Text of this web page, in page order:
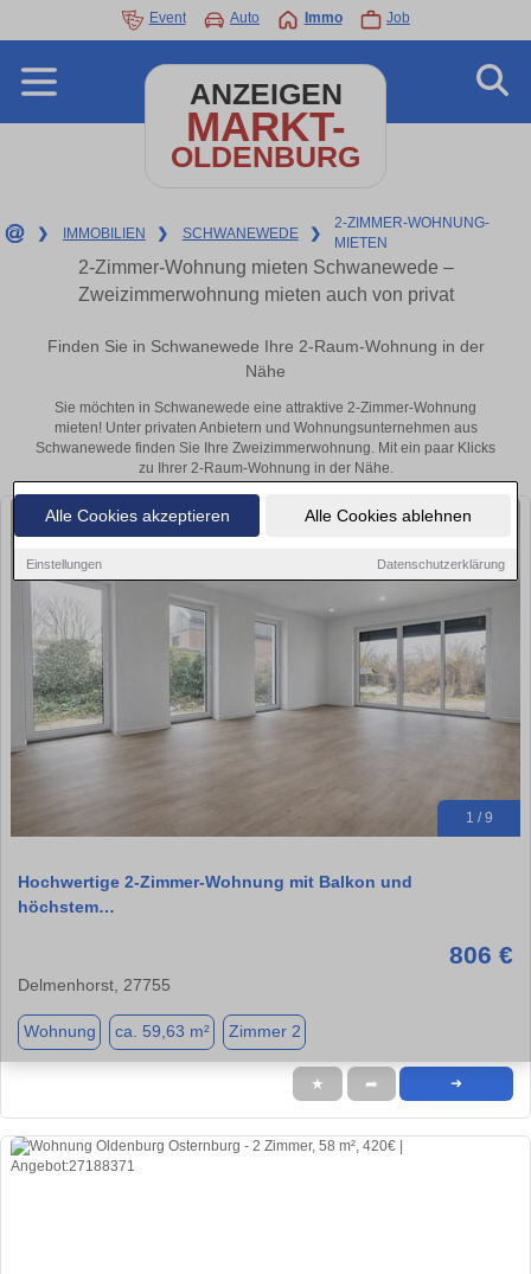
Alle Cookies akzeptieren Alle Cookies ablehnen
Einstellungen Datenschutzerklärung
Event Auto Immo Job
ANZEIGEN
MARKT-
OLDENBURG
❯ IMMOBILIEN ❯ SCHWANEWEDE ❯
2-ZIMMER-WOHNUNG-
MIETEN
2-Zimmer-Wohnung mieten Schwanewede –
Zweizimmerwohnung mieten auch von privat
Finden Sie in Schwanewede Ihre 2-Raum-Wohnung in der
Nähe
Sie möchten in Schwanewede eine attraktive 2-Zimmer-Wohnung
mieten! Unter privaten Anbietern und Wohnungsunternehmen aus
Schwanewede finden Sie Ihre Zweizimmerwohnung. Mit ein paar Klicks
zu Ihrer 2-Raum-Wohnung in der Nähe.
1 / 9
Hochwertige 2-Zimmer-Wohnung mit Balkon und
höchstem…
806 €
Delmenhorst, 27755
Wohnung ca. 59,63 m² Zimmer 2
★ ➦ ➜